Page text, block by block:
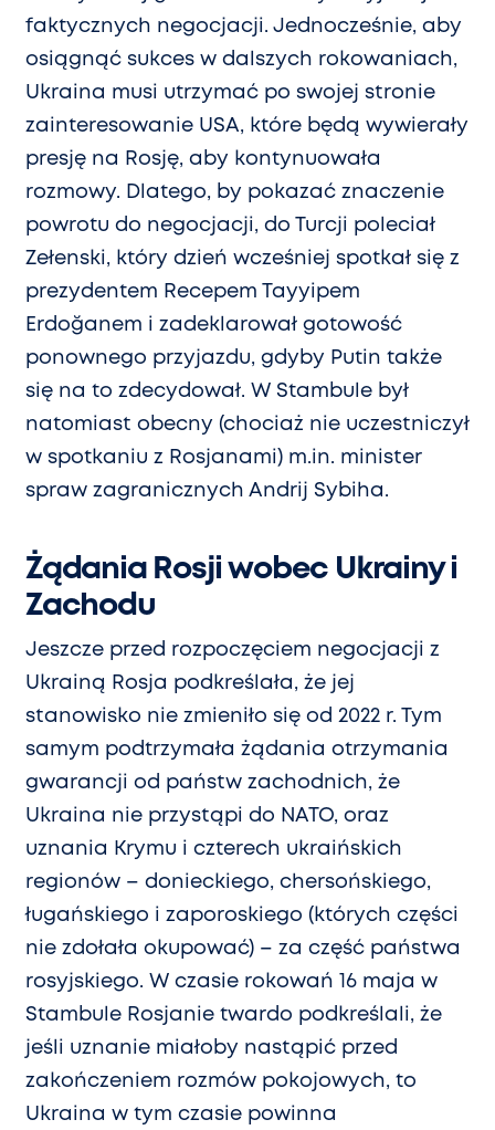
faktycznych negocjacji. Jednocześnie, aby
osiągnąć sukces w dalszych rokowaniach,
Ukraina musi utrzymać po swojej stronie
zainteresowanie USA, które będą wywierały
presję na Rosję, aby kontynuowała
rozmowy. Dlatego, by pokazać znaczenie
powrotu do negocjacji, do Turcji poleciał
Zełenski, który dzień wcześniej spotkał się z
prezydentem Recepem Tayyipem
Erdoğanem i zadeklarował gotowość
ponownego przyjazdu, gdyby Putin także
się na to zdecydował. W Stambule był
natomiast obecny (chociaż nie uczestniczył
w spotkaniu z Rosjanami) m.in. minister
spraw zagranicznych Andrij Sybiha.
Żądania Rosji wobec Ukrainy i
Zachodu
Jeszcze przed rozpoczęciem negocjacji z
Ukrainą Rosja podkreślała, że jej
stanowisko nie zmieniło się od 2022 r. Tym
samym podtrzymała żądania otrzymania
gwarancji od państw zachodnich, że
Ukraina nie przystąpi do NATO, oraz
uznania Krymu i czterech ukraińskich
regionów – donieckiego, chersońskiego,
ługańskiego i zaporoskiego (których części
nie zdołała okupować) – za część państwa
rosyjskiego. W czasie rokowań 16 maja w
Stambule Rosjanie twardo podkreślali, że
jeśli uznanie miałoby nastąpić przed
zakończeniem rozmów pokojowych, to
Ukraina w tym czasie powinna